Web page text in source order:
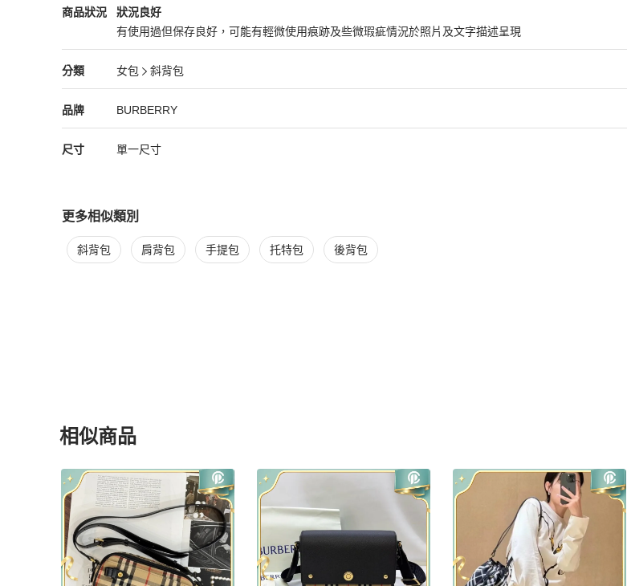
商品狀況
BURBERRY女包商品狀態與細節
狀況良好
有使用過但保存良好，可能有輕微使用痕跡及些微瑕疵情況於照片及文字描述呈現
狀況良好
分類
BURBERRY女包分類資訊
女包
斜背包
女包/斜背包推薦
品牌
BURBERRY精品女包品牌介紹
BURBERRY
BURBERRY推薦清單
尺寸 單一尺寸
更多相似類別
更多BURBERRY女包 相似商品推薦
斜背包 肩背包 手提包 托特包 後背包
相似商品
更多相似BURBERRY女包推薦精品